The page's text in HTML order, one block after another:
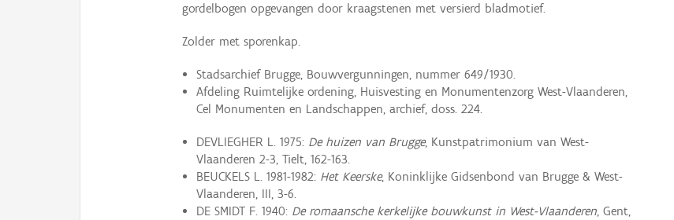
gordelbogen opgevangen door kraagstenen met versierd bladmotief.
Zolder met sporenkap.
Stadsarchief Brugge, Bouwvergunningen, nummer 649/1930.
Afdeling Ruimtelijke ordening, Huisvesting en Monumentenzorg West-Vlaanderen,
Cel Monumenten en Landschappen, archief, doss. 224.
DEVLIEGHER L. 1975: De huizen van Brugge, Kunstpatrimonium van West-
Vlaanderen 2-3, Tielt, 162-163.
BEUCKELS L. 1981-1982: Het Keerske, Koninklijke Gidsenbond van Brugge & West-
Vlaanderen, III, 3-6.
DE SMIDT F. 1940: De romaansche kerkelijke bouwkunst in West-Vlaanderen, Gent,